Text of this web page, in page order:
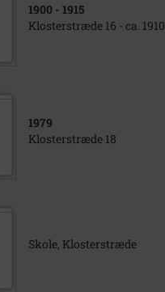
1900 - 1915
Klosterstræde 16 - ca. 1910
1979
Klosterstræde 18
Skole, Klosterstræde